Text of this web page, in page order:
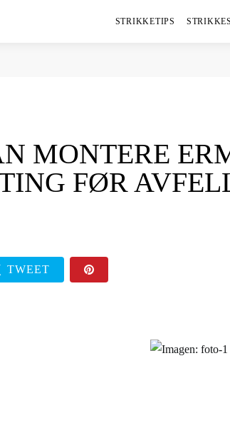
STRIKKETIPS
MONTERE
FØR
TWEET